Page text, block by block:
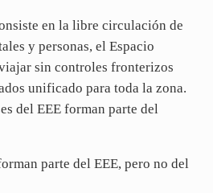
en la libre circulación de
y personas, el Espacio
sin controles fronterizos
unificado para toda la zona.
del EEE forman parte del
parte del EEE, pero no del